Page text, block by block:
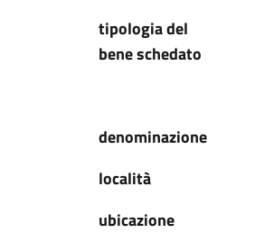
tipologia del
bene schedato
denominazione
località
ubicazione